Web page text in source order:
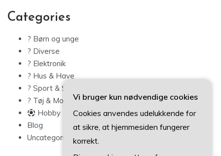
Categories
? Børn og unge
? Diverse
? Elektronik
? Hus & Have
? Sport & Sundhed
? Tøj & Mode
Hobby
Blog
Uncategorized
Vi bruger kun nødvendige cookies
Cookies anvendes udelukkende for
at sikre, at hjemmesiden fungerer
korrekt.